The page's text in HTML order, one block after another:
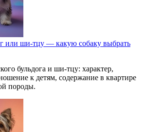
или ши-тцу — какую собаку выбрать
бульдога и ши-тцу: характер,
к детям, содержание в квартире
породы.